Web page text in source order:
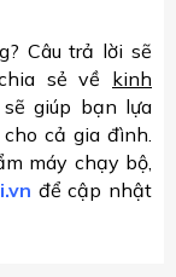
Câu trả lời sẽ
sẻ về kinh
giúp bạn lựa
cả gia đình.
máy chạy bộ,
để cập nhật